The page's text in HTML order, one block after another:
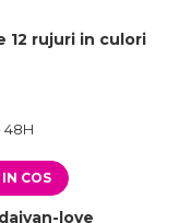
12 rujuri in culori
48H
COS
love